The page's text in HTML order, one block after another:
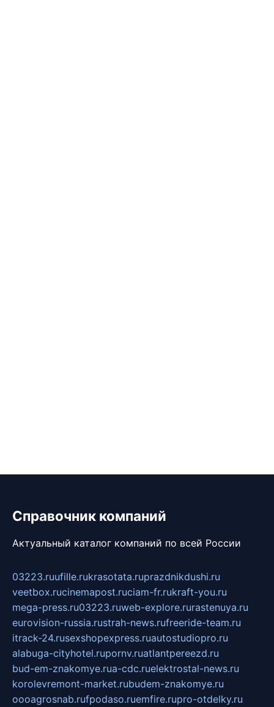
Справочник компаний
Актуальный каталог компаний по всей России
03223.ruufille.rukrasotata.ruprazdnikdushi.ru
veetbox.rucinemapost.ruciam-fr.rukraft-you.ru
mega-press.ru03223.ruweb-explore.rurastenuya.ru
eurovision-russia.rustrah-news.rufreeride-team.ru
itrack-24.rusexshopexpress.ruautostudiopro.ru
alabuga-cityhotel.rupornv.ruatlantpereezd.ru
bud-em-znakomye.rua-cdc.ruelektrostal-news.ru
korolevremont-market.rubudem-znakomye.ru
oooagrosnab.rufpodaso.ruemfire.rupro-otdelky.ru